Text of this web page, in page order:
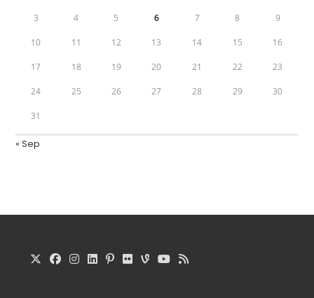
3 4 5 6 7 8 9
10 11 12 13 14 15 16
17 18 19 20 21 22 23
24 25 26 27 28 29 30
31
« Sep